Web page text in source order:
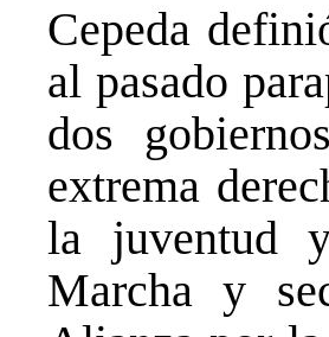
Cepeda
al pasado
dos
extrema
la juventud
Marcha y